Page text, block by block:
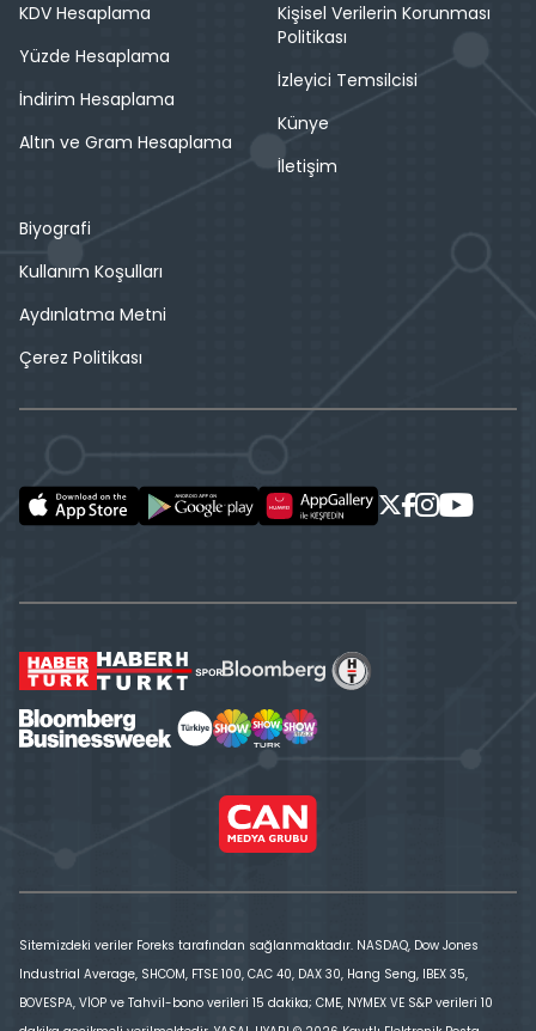
KDV Hesaplama
Yüzde Hesaplama
İndirim Hesaplama
Altın ve Gram Hesaplama
Kişisel Verilerin Korunması
Politikası
İzleyici Temsilcisi
Künye
İletişim
Biyografi
Kullanım Koşulları
Aydınlatma Metni
Çerez Politikası
Sitemizdeki veriler Foreks tarafından sağlanmaktadır. NASDAQ, Dow Jones
Industrial Average, SHCOM, FTSE 100, CAC 40, DAX 30, Hang Seng, IBEX 35,
BOVESPA, VİOP ve Tahvil-bono verileri 15 dakika; CME, NYMEX VE S&P verileri 10